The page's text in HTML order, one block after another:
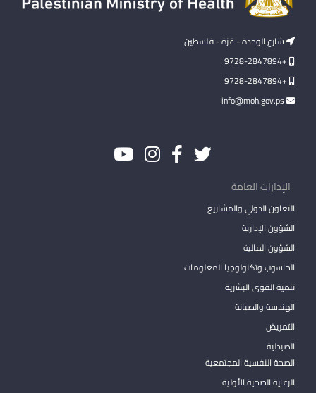
شارع الوحدة - غزة - فلسطين
+9728-2847894
+9728-2847894
الإدارات العامة
التعاون الدولي والمشاريع
الشؤون الإدارية
الشؤون المالية
الحاسوب وتكنولوجيا المعلومات
تنمية القوى البشرية
الهندسة والصيانة
التمريض
الصيدلية
الصحة النفسية المجتمعية
الرعاية الصحية الأولية